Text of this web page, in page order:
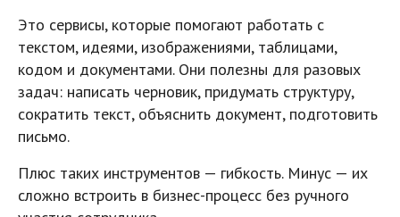
Это сервисы, которые помогают работать с
текстом, идеями, изображениями, таблицами,
кодом и документами. Они полезны для разовых
задач: написать черновик, придумать структуру,
сократить текст, объяснить документ, подготовить
письмо.
Плюс таких инструментов — гибкость. Минус — их
сложно встроить в бизнес-процесс без ручного